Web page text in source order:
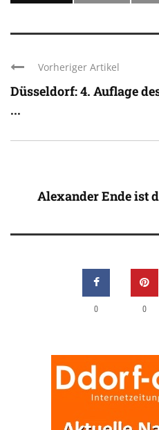
Vorheriger Artikel
Düsseldorf: 4. Auflage
...
Alexander Ende ist
0 0